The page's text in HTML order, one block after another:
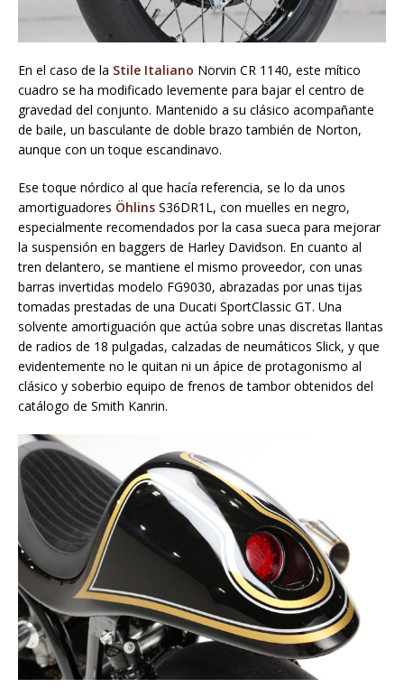
En el caso de la Stile Italiano Norvin CR 1140, este mítico
cuadro se ha modificado levemente para bajar el centro de
gravedad del conjunto. Mantenido a su clásico acompañante
de baile, un basculante de doble brazo también de Norton,
aunque con un toque escandinavo.
Ese toque nórdico al que hacía referencia, se lo da unos
amortiguadores Öhlins S36DR1L, con muelles en negro,
especialmente recomendados por la casa sueca para mejorar
la suspensión en baggers de Harley Davidson. En cuanto al
tren delantero, se mantiene el mismo proveedor, con unas
barras invertidas modelo FG9030, abrazadas por unas tijas
tomadas prestadas de una Ducati SportClassic GT. Una
solvente amortiguación que actúa sobre unas discretas llantas
de radios de 18 pulgadas, calzadas de neumáticos Slick, y que
evidentemente no le quitan ni un ápice de protagonismo al
clásico y soberbio equipo de frenos de tambor obtenidos del
catálogo de Smith Kanrin.